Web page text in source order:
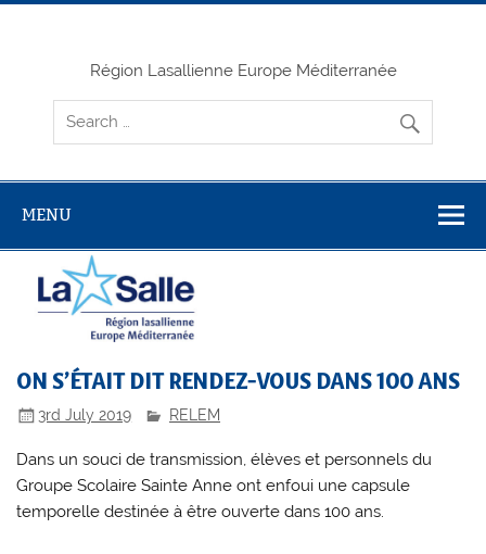
Skip
Région Lasallienne Europe Méditerranée
MENU
ON S’ÉTAIT DIT RENDEZ-VOUS DANS 100 ANS
3rd July 2019 RELEM
Dans un souci de transmission, élèves et personnels du
Groupe Scolaire Sainte Anne ont enfoui une capsule
temporelle destinée à être ouverte dans 100 ans.